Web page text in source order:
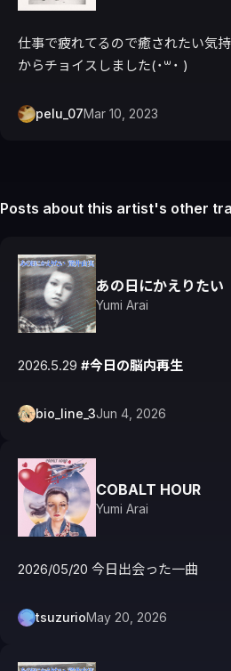
仕事で疲れてるので癒されたい気
からチョイスしました(˙꒳​˙ )
pelu_07Mar 10, 2023
Posts about this artist's other
あの日にかえりたい
Yumi Arai
2026.5.29 #今日の脳内再生
bio_line_3Jun 4, 2026
COBALT HOUR
Yumi Arai
2026/05/20 今日出会った一曲
tsuzurioMay 20, 2026